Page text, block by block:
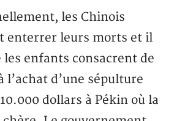
les Chinois
enterrer leurs morts et il
enfants consacrent de
l’achat d’une sépulture
dollars à Pékin où la